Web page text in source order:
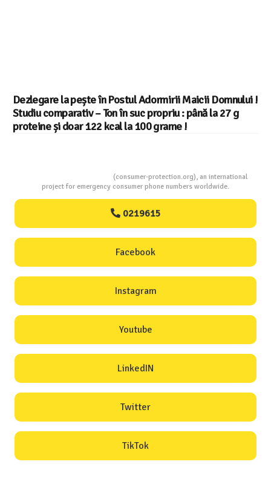
Dezlegare la pește în Postul Adormirii Maicii Domnului !
Studiu comparativ – Ton în suc propriu : până la 27 g
proteine și doar 122 kcal la 100 grame !
(consumer-protection.org), an international
project for emergency consumer phone numbers worldwide.
0219615
Facebook
Instagram
Youtube
LinkedIN
Twitter
TikTok